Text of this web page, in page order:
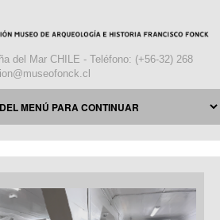
del Mar CHILE - Teléfono: (+56-32) 268